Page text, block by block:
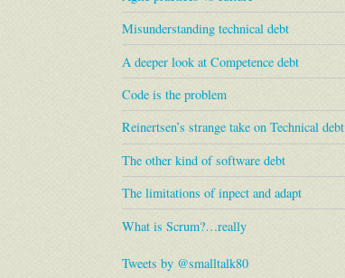
Misunderstanding technical debt
A deeper look at Competence debt
Code is the problem
Reinertsen’s strange take on Technical debt
The other kind of software debt
The limitations of inpect and adapt
What is Scrum?…really
Tweets by @smalltalk80